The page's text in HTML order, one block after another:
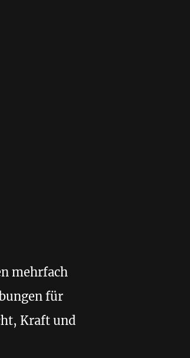
mehrfach
für
Kraft und